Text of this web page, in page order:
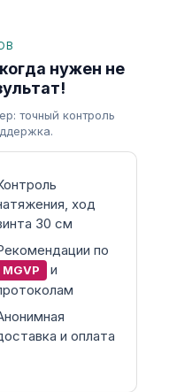
нужен не
точный контроль
ход
30 см
по
MGVP
и
и оплата